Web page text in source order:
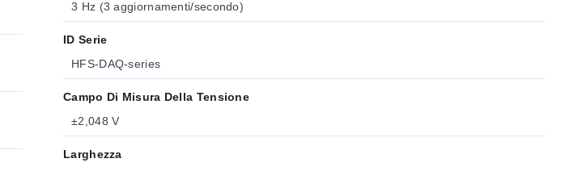
3 Hz (3 aggiornamenti/secondo)
ID Serie
HFS-DAQ-series
Campo Di Misura Della Tensione
±2,048 V
Larghezza